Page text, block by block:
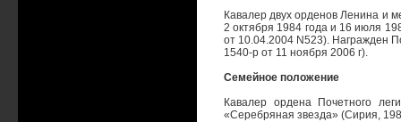
Кавалер двух орденов Ленина и
2 октября 1984 года и 16 июля
от 10.04.2004 N523). Награжден
1540-р от 11 ноября 2006 г).
Семейное положение
Кавалер ордена Почетного
«Серебряная звезда» (Сирия,